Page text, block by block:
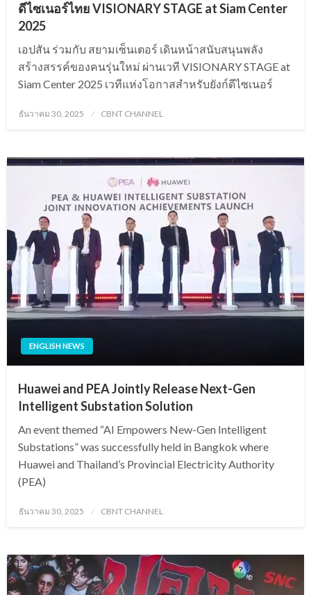
ดีไซเนอร์ไทย VISIONARY STAGE at Siam Center
2025
เอปสัน ร่วมกับ สยามเซ็นเตอร์ เดินหน้าสนับสนุนพลัง
สร้างสรรค์ของคนรุ่นใหม่ ผ่านเวที VISIONARY STAGE at
Siam Center 2025 เวทีแห่งโอกาสสำหรับยังก์ดีไซเนอร์
Posted
ธันวาคม 30, 2025 CBNT CHANNEL
ENGLISH NEWS
Huawei and PEA Jointly Release Next-Gen
Intelligent Substation Solution
An event themed “AI Empowers New-Gen Intelligent
Substations” was successfully held in Bangkok where
Huawei and Thailand’s Provincial Electricity Authority
(PEA)
Posted
ธันวาคม 30, 2025 CBNT CHANNEL